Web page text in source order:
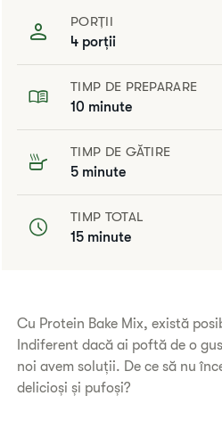
PORȚII
4 porţii
TIMP DE PREPARARE
10 minute
TIMP DE GĂTIRE
5 minute
TIMP TOTAL
15 minute
Cu Protein Bake Mix, există
Indiferent dacă ai poftă de o
noi avem soluții. De ce să nu
delicioși și pufoși?